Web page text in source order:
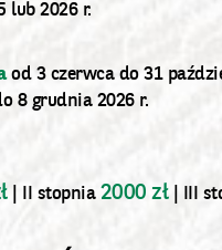
lub 2026 r.
od 3 czerwca do 31
8 grudnia 2026 r.
| II stopnia 2000 zł| III